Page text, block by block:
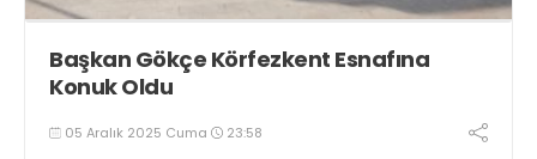
Başkan Gökçe Körfezkent Esnafına
Konuk Oldu
05 Aralık 2025 Cuma 23:58